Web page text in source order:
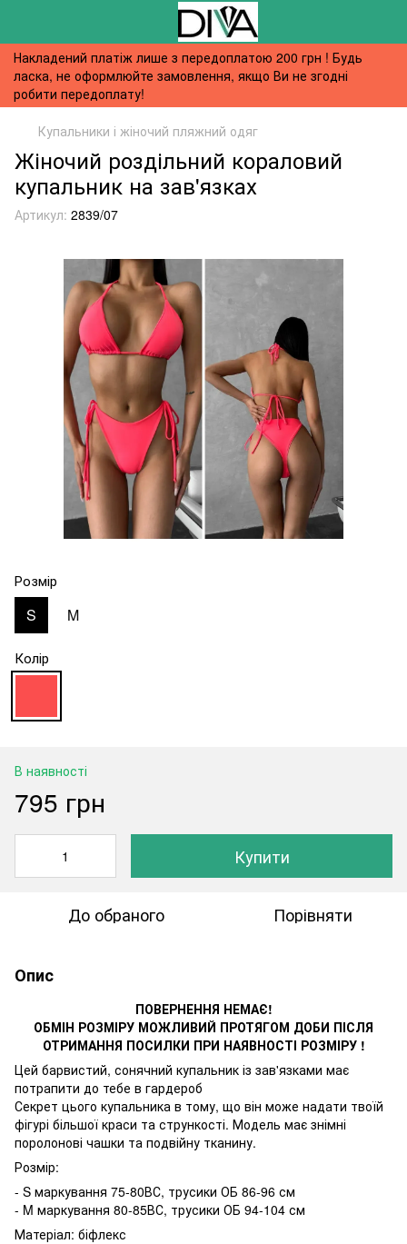
Накладений платіж лише з передоплатою 200 грн ! Будь
ласка, не оформлюйте замовлення, якщо Ви не згодні
робити передоплату!
Купальники і жіночий пляжний одяг
Жіночий роздільний кораловий
купальник на зав'язках
Артикул: 2839/07
Розмір
S M
Колір
В наявності
795 грн
Купити
До обраного Порівняти
Опис
ПОВЕРНЕННЯ НЕМАЄ!
ОБМІН РОЗМІРУ МОЖЛИВИЙ ПРОТЯГОМ ДОБИ ПІСЛЯ
ОТРИМАННЯ ПОСИЛКИ ПРИ НАЯВНОСТІ РОЗМІРУ !
Цей барвистий, сонячний купальник із зав'язками має
потрапити до тебе в гардероб
Секрет цього купальника в тому, що він може надати твоїй
фігурі більшої краси та стрункості. Модель має знімні
поролонові чашки та подвійну тканину.
Розмір:
- S маркування 75-80ВС, трусики ОБ 86-96 см
- M маркування 80-85ВС, трусики ОБ 94-104 см
Матеріал: біфлекс